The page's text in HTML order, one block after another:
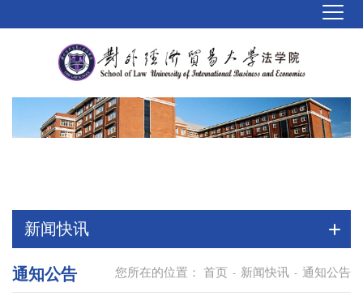
新闻快讯
您所在的位置： 首页 - 新闻快讯 - 通知公告
通知公告